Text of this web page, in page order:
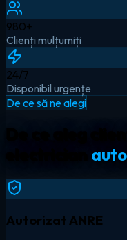
980+
Clienți mulțumiți
24/7
Disponibil urgențe
De ce să ne alegi
Autorizat ANRE